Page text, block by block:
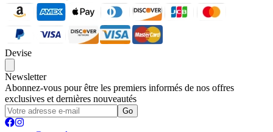
Devise
Newsletter
Abonnez-vous pour être les premiers informés de nos offres
exclusives et dernières nouveautés
Go